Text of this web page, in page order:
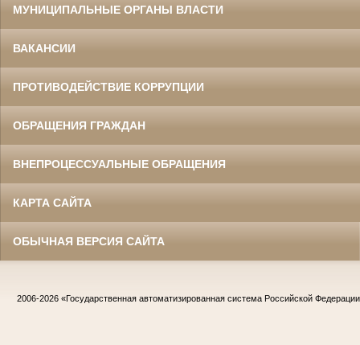
МУНИЦИПАЛЬНЫЕ ОРГАНЫ ВЛАСТИ
ВАКАНСИИ
ПРОТИВОДЕЙСТВИЕ КОРРУПЦИИ
ОБРАЩЕНИЯ ГРАЖДАН
ВНЕПРОЦЕССУАЛЬНЫЕ ОБРАЩЕНИЯ
КАРТА САЙТА
ОБЫЧНАЯ ВЕРСИЯ САЙТА
2006-2026 «Государственная автоматизированная система Российской